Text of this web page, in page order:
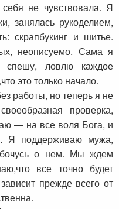
не чувствовала. Я
занялась рукоделием,
скрапбукинг и шитье.
неописуемо. Сама я
спешу, ловлю каждое
это только начало.
работы, но теперь я не
проверка,
— на все воля Бога, и
Я поддерживаю мужа,
о нем. Мы ждем
все точно будет
прежде всего от